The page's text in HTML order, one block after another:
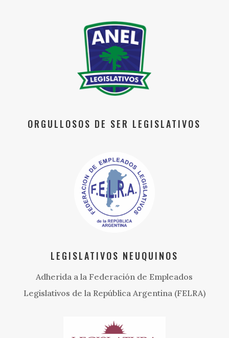
ORGULLOSOS DE SER LEGISLATIVOS
LEGISLATIVOS NEUQUINOS
Adherida a la Federación de Empleados
Legislativos de la República Argentina (FELRA)